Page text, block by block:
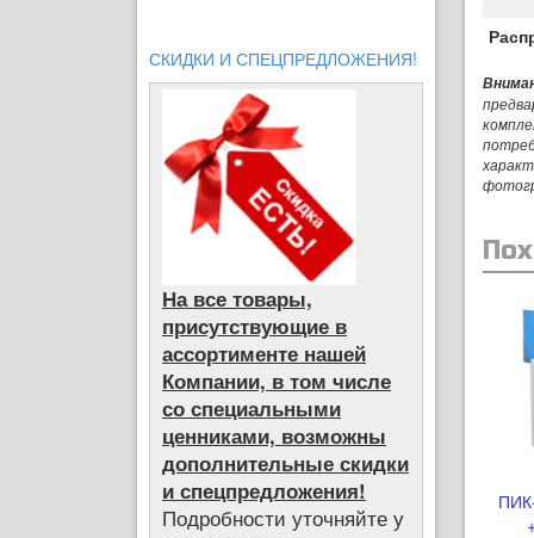
СКИДКИ И СПЕЦПРЕДЛОЖЕНИЯ!
На все товары,
присутствующие в
ассортименте нашей
Компании, в том числе
со специальными
ценниками, возможны
дополнительные скидки
и спецпредложения!
Подробности уточняйте у